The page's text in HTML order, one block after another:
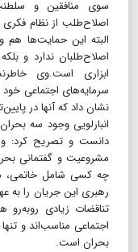
سوی منافقین و
اصلاح‌طلب از نظام
البته این حمایت‌ها
اصلاح‌طلبان ندارد و
ابزاری است.وی
سرمایه‌های اجتماعی
نشان داد که آنها در
انبارلویی وجود سه
دانست و تصریح کرد:
مشروعیت و گفتمانی
چه کسی شامل خاتمی،
رهبری این جریان را به
تناقضات زیادی
اجتماعی مناسب‌اند و
بحران است.